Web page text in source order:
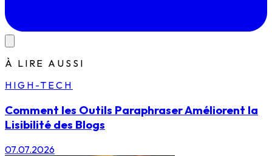
À LIRE AUSSI
HIGH-TECH
Comment les Outils Paraphraser Améliorent la
Lisibilité des Blogs
07.07.2026